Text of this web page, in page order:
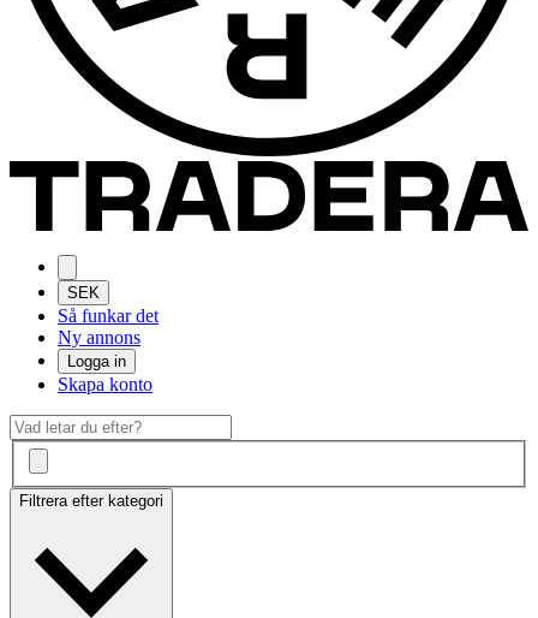
SEK
Så funkar det
Ny annons
Logga in
Skapa konto
Filtrera efter kategori